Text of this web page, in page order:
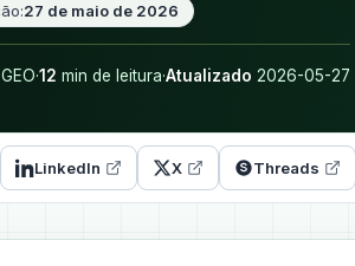
27 de maio de 2026
·12 min de leitura·Atualizado 2026-05-27
LinkedIn X Threads